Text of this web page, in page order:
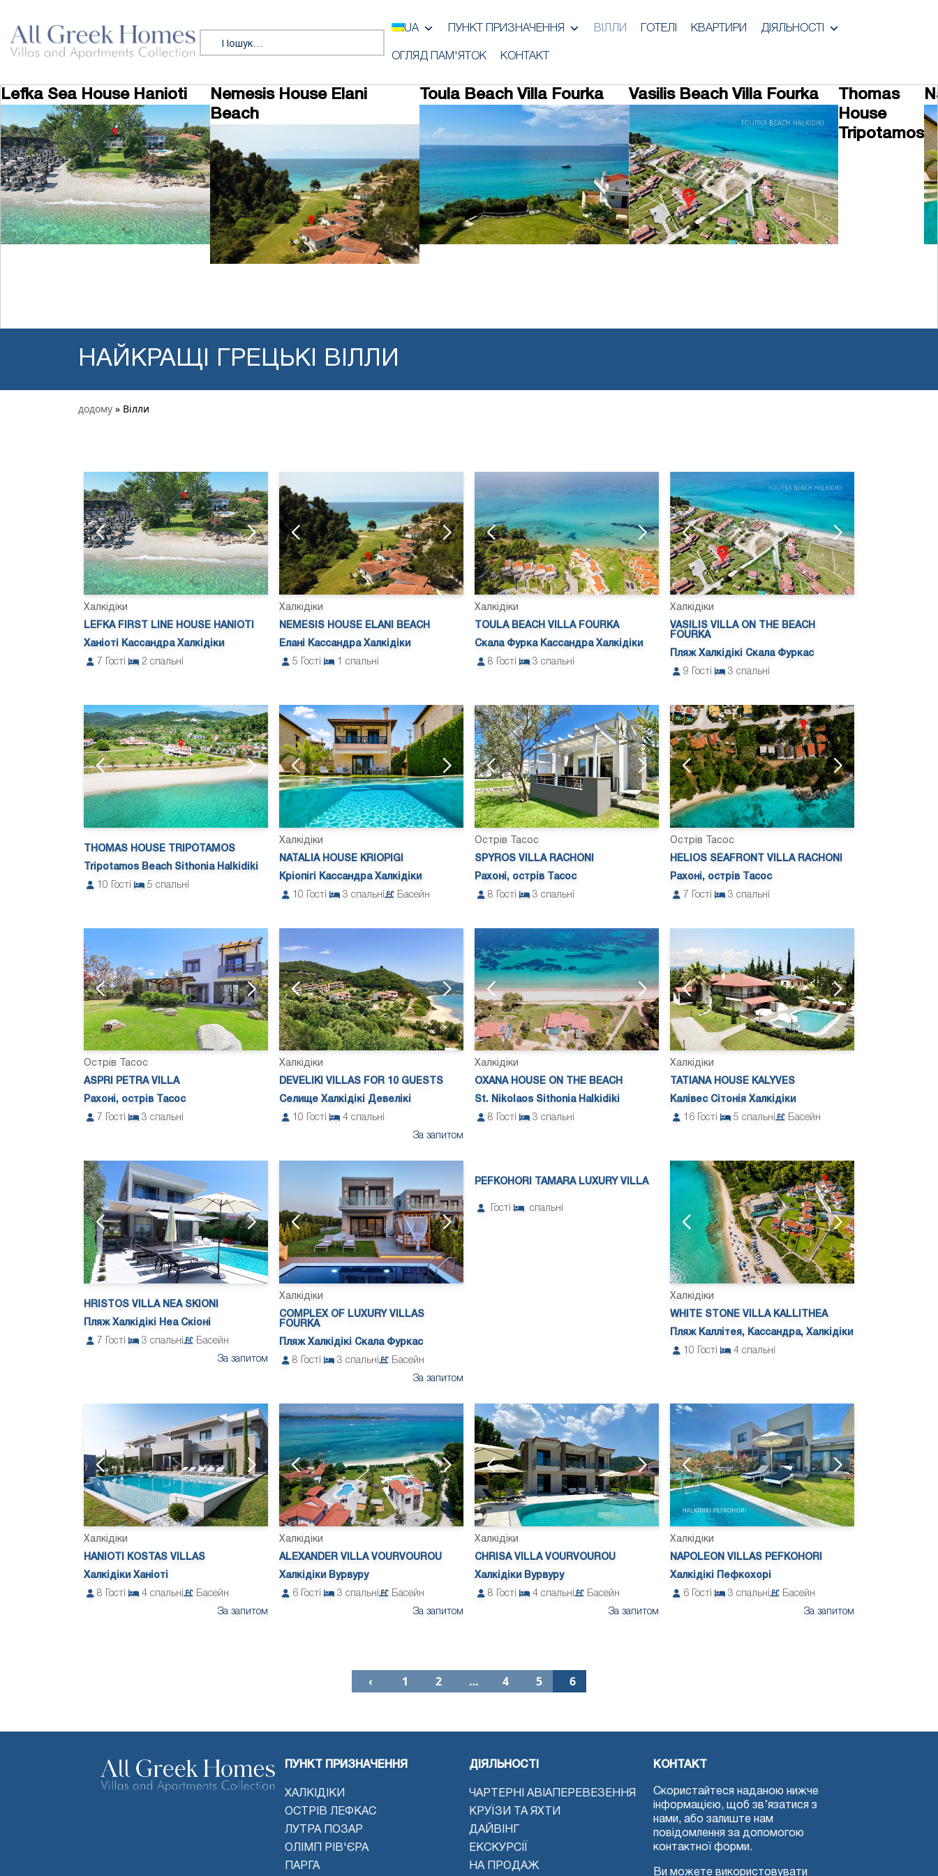
Пошук:
UA ПУНКТ ПРИЗНАЧЕННЯ ВІЛЛИ ГОТЕЛІ КВАРТИРИ ДІЯЛЬНОСТІ
ОГЛЯД ПАМ'ЯТОК КОНТАКТ
Lefka Sea House Hanioti
Nemesis House Elani
Beach
Toula Beach Villa Fourka Vasilis Beach Villa Fourka
Thomas
House
Tripotamos
НАЙКРАЩІ ГРЕЦЬКІ ВІЛЛИ
додому » Вілли
Халкідіки
LEFKA FIRST LINE HOUSE HANIOTI
Ханіоті Кассандра Халкідіки
7
Гості 2 спальні
Халкідіки
NEMESIS HOUSE ELANI BEACH
Елані Кассандра Халкідіки
5
Гості 1 спальні
Халкідіки
TOULA BEACH VILLA FOURKA
Скала Фурка Кассандра Халкідіки
8
Гості 3 спальні
Халкідіки
VASILIS VILLA ON THE BEACH
FOURKA
Пляж Халкідікі Скала Фуркас
9
Гості 3 спальні
THOMAS HOUSE TRIPOTAMOS
Tripotamos Beach Sithonia Halkidiki
10
Гості 5 спальні
Халкідіки
NATALIA HOUSE KRIOPIGI
Кріопігі Кассандра Халкідіки
10
Гості 3 спальні Басейн
Острів Тасос
SPYROS VILLA RACHONI
Рахоні, острів Тасос
8
Гості 3 спальні
Острів Тасос
HELIOS SEAFRONT VILLA RACHONI
Рахоні, острів Тасос
7
Гості 3 спальні
Острів Тасос
ASPRI PETRA VILLA
Рахоні, острів Тасос
7
Гості 3 спальні
Халкідіки
DEVELIKI VILLAS FOR 10 GUESTS
Селище Халкідікі Девелікі
10
Гості 4 спальні
За запитом
Халкідіки
OXANA HOUSE ON THE BEACH
St. Nikolaos Sithonia Halkidiki
8
Гості 3 спальні
Халкідіки
TATIANA HOUSE KALYVES
Калівес Сітонія Халкідіки
16
Гості 5 спальні Басейн
HRISTOS VILLA NEA SKIONI
Пляж Халкідікі Неа Скіоні
7
Гості 3 спальні
Басейн
За запитом
Халкідіки
COMPLEX OF LUXURY VILLAS
FOURKA
Пляж Халкідікі Скала Фуркас
8
Гості 3 спальні
Басейн
За запитом
PEFKOHORI TAMARA LUXURY VILLA
Гості спальні
Халкідіки
WHITE STONE VILLA KALLITHEA
Пляж Каллітея, Кассандра, Халкідіки
10
Гості 4 спальні
Халкідіки
HANIOTI KOSTAS VILLAS
Халкідіки Ханіоті
8
Гості 4 спальні
Басейн
За запитом
Халкідіки
ALEXANDER VILLA VOURVOUROU
Халкідіки Вурвуру
6
Гості 3 спальні
Басейн
За запитом
Халкідіки
CHRISA VILLA VOURVOUROU
Халкідіки Вурвуру
8
Гості 4 спальні
Басейн
За запитом
Халкідіки
NAPOLEON VILLAS PEFKOHORI
Халкідікі Пефкохорі
6
Гості 3 спальні
Басейн
За запитом
‹ 1 2 … 4 5 6
ПУНКТ ПРИЗНАЧЕННЯ
ХАЛКІДІКИ
ОСТРІВ ЛЕФКАС
ЛУТРА ПОЗАР
ОЛІМП РІВ'ЄРА
ПАРГА
ДІЯЛЬНОСТІ
ЧАРТЕРНІ АВІАПЕРЕВЕЗЕННЯ
КРУЇЗИ ТА ЯХТИ
ДАЙВІНГ
ЕКСКУРСІЇ
НА ПРОДАЖ
КОНТАКТ
Скористайтеся наданою нижче
інформацією, щоб зв’язатися з
нами, або залиште нам
повідомлення за допомогою
контактної форми.
Ви можете використовувати